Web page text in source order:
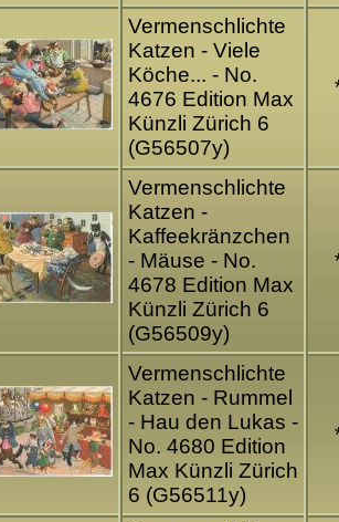
Vermenschlichte
Katzen - Viele
Köche... - No.
4676 Edition Max
Künzli Zürich 6
(G56507y)
Vermenschlichte
Katzen -
Kaffeekränzchen
- Mäuse - No.
4678 Edition Max
Künzli Zürich 6
(G56509y)
Vermenschlichte
Katzen - Rummel
- Hau den Lukas -
No. 4680 Edition
Max Künzli Zürich
6 (G56511y)